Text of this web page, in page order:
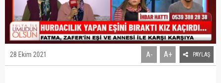
28 Ekim 2021 A- A+ PAYLAŞ